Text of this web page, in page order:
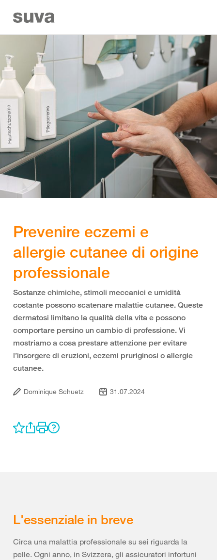
Prevenire eczemi e
allergie cutanee di origine
professionale
Sostanze chimiche, stimoli meccanici e umidità
costante possono scatenare malattie cutanee. Queste
dermatosi limitano la qualità della vita e possono
comportare persino un cambio di professione. Vi
mostriamo a cosa prestare attenzione per evitare
l’insorgere di eruzioni, eczemi pruriginosi o allergie
cutanee.
Dominique Schuetz 31.07.2024
L'essenziale in breve
Circa una malattia professionale su sei riguarda la
pelle. Ogni anno, in Svizzera, gli assicuratori infortuni